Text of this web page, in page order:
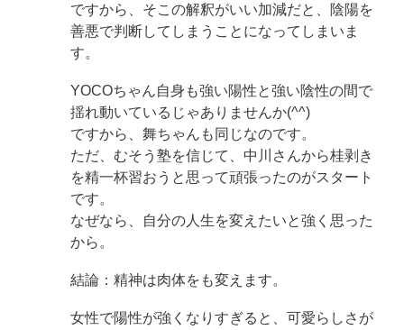
ですから、そこの解釈がいい加減だと、陰陽を
善悪で判断してしまうことになってしまいま
す。
YOCOちゃん自身も強い陽性と強い陰性の間で
揺れ動いているじゃありませんか(^^)
ですから、舞ちゃんも同じなのです。
ただ、むそう塾を信じて、中川さんから桂剥き
を精一杯習おうと思って頑張ったのがスタート
です。
なぜなら、自分の人生を変えたいと強く思った
から。
結論：精神は肉体をも変えます。
女性で陽性が強くなりすぎると、可愛らしさが